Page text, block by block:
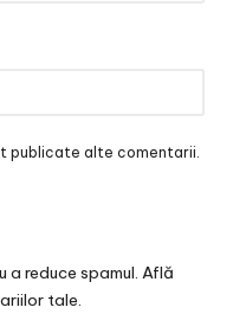
publicate alte comentarii.
reduce spamul. Află
tale